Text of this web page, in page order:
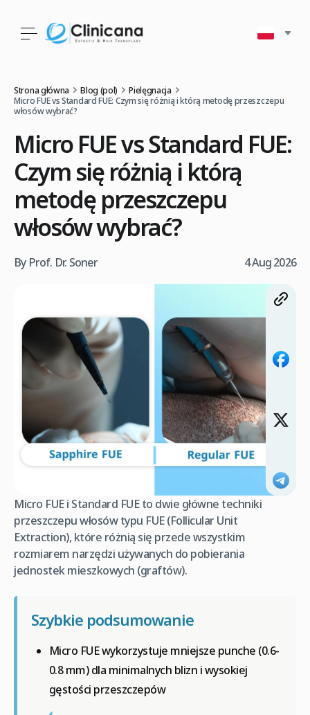
Strona główna Blog (pol)
Pielęgnacja
Micro FUE vs Standard FUE: Czym się różnią i którą metodę przeszczepu
włosów wybrać?
Micro FUE vs Standard FUE:
Czym się różnią i którą
metodę przeszczepu
włosów wybrać?
By Prof. Dr. Soner 4 Aug 2026
Micro FUE i Standard FUE to dwie główne techniki
przeszczepu włosów typu FUE (Follicular Unit
Extraction), które różnią się przede wszystkim
rozmiarem narzędzi używanych do pobierania
jednostek mieszkowych (graftów).
Szybkie podsumowanie
Micro FUE wykorzystuje mniejsze punche (0.6-
0.8 mm) dla minimalnych blizn i wysokiej
gęstości przeszczepów